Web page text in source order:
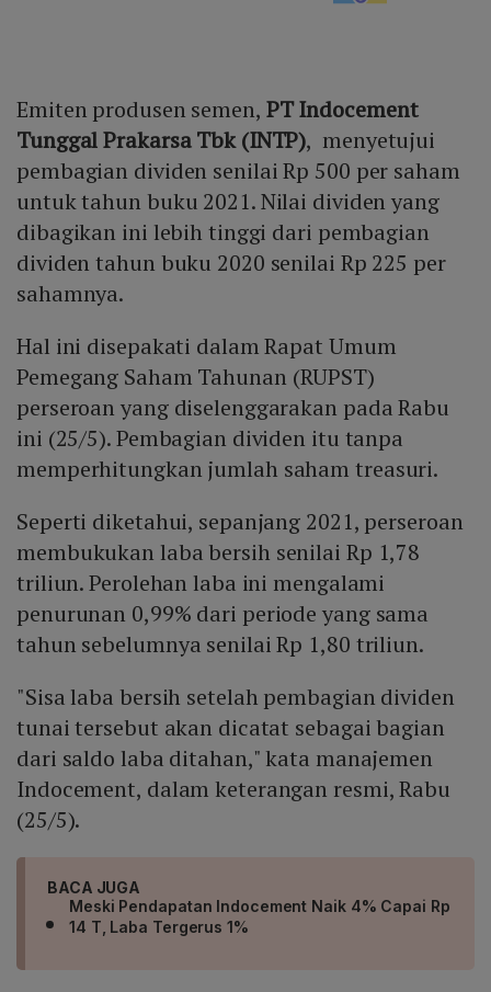
Emiten produsen semen, PT Indocement
Tunggal Prakarsa Tbk (INTP), menyetujui
pembagian dividen senilai Rp 500 per saham
untuk tahun buku 2021. Nilai dividen yang
dibagikan ini lebih tinggi dari pembagian
dividen tahun buku 2020 senilai Rp 225 per
sahamnya.
Hal ini disepakati dalam Rapat Umum
Pemegang Saham Tahunan (RUPST)
perseroan yang diselenggarakan pada Rabu
ini (25/5). Pembagian dividen itu tanpa
memperhitungkan jumlah saham treasuri.
Seperti diketahui, sepanjang 2021, perseroan
membukukan laba bersih senilai Rp 1,78
triliun. Perolehan laba ini mengalami
penurunan 0,99% dari periode yang sama
tahun sebelumnya senilai Rp 1,80 triliun.
"Sisa laba bersih setelah pembagian dividen
tunai tersebut akan dicatat sebagai bagian
dari saldo laba ditahan," kata manajemen
Indocement, dalam keterangan resmi, Rabu
(25/5).
BACA JUGA
Meski Pendapatan Indocement Naik 4% Capai Rp
14 T, Laba Tergerus 1%